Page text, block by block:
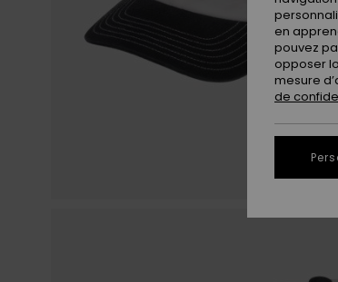
en
pouvez
opposer
mesure
de